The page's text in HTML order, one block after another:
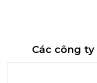
Các công